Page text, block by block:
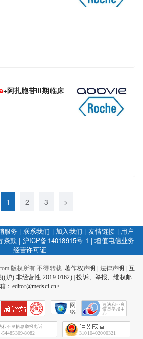
+阿扎胞苷III期临床：显著延长总生存期！
1 2 3 >
服务 | 联系我们 | 加入我们 | 友情链接 | 用户
条款 | 沪ICP备14018915号-1 |增值电信业务
经营许可证
版权所有 不得转载.著作权声明 法律声明
互
沪)-非经营性-2019-0162)|投诉、举报、维权邮
箱：editor@medsci.cn<
网
络
会
征
54485309-8082 31010402000321